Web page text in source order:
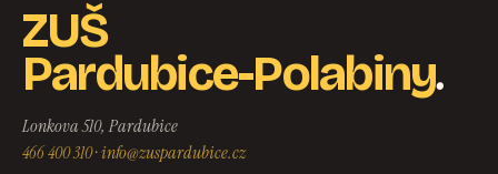
ZUŠ
Pardubice-Polabiny.
Lonkova 510, Pardubice
466 400 310·info@zuspardubice.cz